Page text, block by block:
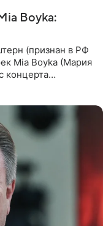
Boyka:
(признан в РФ
Mia Boyka (Мария
концерта